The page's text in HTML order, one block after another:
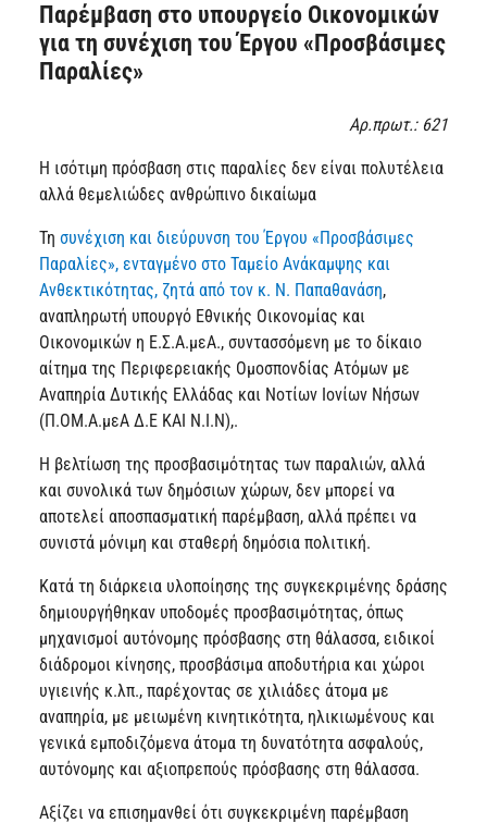
Παρέμβαση στο υπουργείο Οικονομικών
για τη συνέχιση του Έργου «Προσβάσιμες
Παραλίες»
Αρ.πρωτ.: 621
Η ισότιμη πρόσβαση στις παραλίες δεν είναι πολυτέλεια
αλλά θεμελιώδες ανθρώπινο δικαίωμα
Τη συνέχιση και διεύρυνση του Έργου «Προσβάσιμες
Παραλίες», ενταγμένο στο Ταμείο Ανάκαμψης και
Ανθεκτικότητας, ζητά από τον κ. Ν. Παπαθανάση,
αναπληρωτή υπουργό Εθνικής Οικονομίας και
Οικονομικών η Ε.Σ.Α.μεΑ., συντασσόμενη με το δίκαιο
αίτημα της Περιφερειακής Ομοσπονδίας Ατόμων με
Αναπηρία Δυτικής Ελλάδας και Νοτίων Ιονίων Νήσων
(Π.ΟΜ.Α.μεΑ Δ.Ε ΚΑΙ Ν.Ι.Ν),.
Η βελτίωση της προσβασιμότητας των παραλιών, αλλά
και συνολικά των δημόσιων χώρων, δεν μπορεί να
αποτελεί αποσπασματική παρέμβαση, αλλά πρέπει να
συνιστά μόνιμη και σταθερή δημόσια πολιτική.
Κατά τη διάρκεια υλοποίησης της συγκεκριμένης δράσης
δημιουργήθηκαν υποδομές προσβασιμότητας, όπως
μηχανισμοί αυτόνομης πρόσβασης στη θάλασσα, ειδικοί
διάδρομοι κίνησης, προσβάσιμα αποδυτήρια και χώροι
υγιεινής κ.λπ., παρέχοντας σε χιλιάδες άτομα με
αναπηρία, με μειωμένη κινητικότητα, ηλικιωμένους και
γενικά εμποδιζόμενα άτομα τη δυνατότητα ασφαλούς,
αυτόνομης και αξιοπρεπούς πρόσβασης στη θάλασσα.
Αξίζει να επισημανθεί ότι συγκεκριμένη παρέμβαση